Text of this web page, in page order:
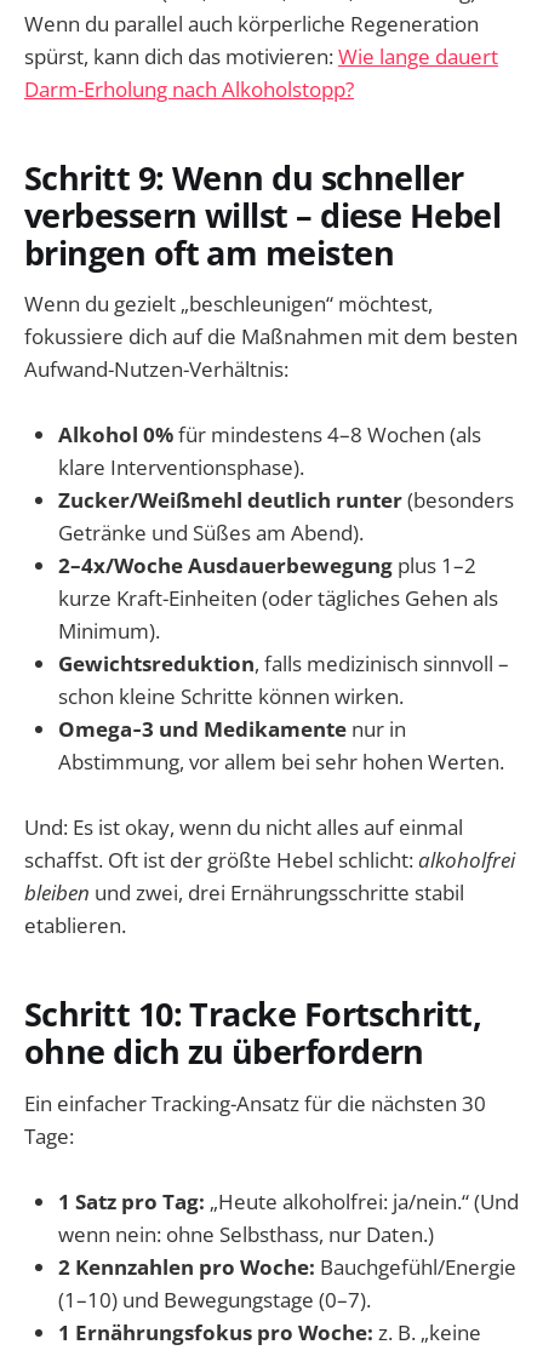
Wenn du parallel auch körperliche Regeneration
spürst, kann dich das motivieren:Wie lange dauert
Darm-Erholung nach Alkoholstopp?
Schritt 9: Wenn du schneller
verbessern willst – diese Hebel
bringen oft am meisten
Wenn du gezielt „beschleunigen“ möchtest,
fokussiere dich auf die Maßnahmen mit dem besten
Aufwand-Nutzen-Verhältnis:
Alkohol 0%für mindestens 4–8 Wochen (als
klare Interventionsphase).
Zucker/Weißmehl deutlich runter(besonders
Getränke und Süßes am Abend).
2–4x/Woche Ausdauerbewegung plus 1–2
kurze Kraft-Einheiten (oder tägliches Gehen als
Minimum).
Gewichtsreduktion, falls medizinisch sinnvoll –
schon kleine Schritte können wirken.
Omega‑3 und Medikamente nur in
Abstimmung, vor allem bei sehr hohen Werten.
Und: Es ist okay, wenn du nicht alles auf einmal
schaffst. Oft ist der größte Hebel schlicht:alkoholfrei
bleiben und zwei, drei Ernährungsschritte stabil
etablieren.
Schritt 10: Tracke Fortschritt,
ohne dich zu überfordern
Ein einfacher Tracking-Ansatz für die nächsten 30
Tage:
1 Satz pro Tag: „Heute alkoholfrei: ja/nein.“ (Und
wenn nein: ohne Selbsthass, nur Daten.)
2 Kennzahlen pro Woche: Bauchgefühl/Energie
(1–10) und Bewegungstage (0–7).
1 Ernährungsfokus pro Woche: z. B. „keine